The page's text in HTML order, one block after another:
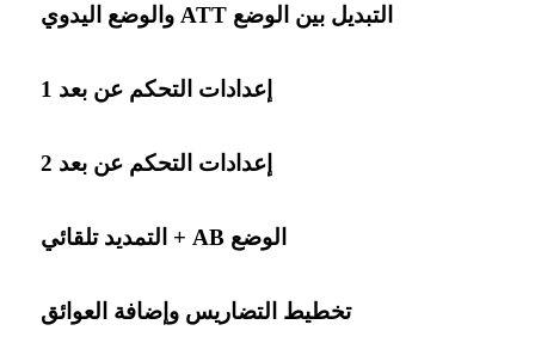
التبديل بين الوضع ATT والوضع اليدوي
إعدادات التحكم عن بعد 1
إعدادات التحكم عن بعد 2
الوضع AB + التمديد تلقائي
تخطيط التضاريس وإضافة العوائق